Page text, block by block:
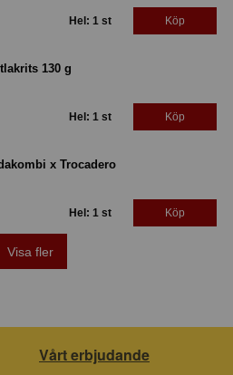
Hel: 1 st Köp
130 g
Hel: 1 st Köp
x Trocadero
Hel: 1 st Köp
Visa fler
Vårt erbjudande